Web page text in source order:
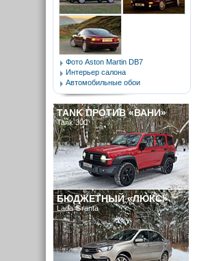
Фото Aston Martin DB7
Интерьер салона
Автомобильные обои
TANK ПРОТИВ «ВАНИ»
Tank 300
БЮДЖЕТНЫЙ «ЛЮКС»
Lada Granta